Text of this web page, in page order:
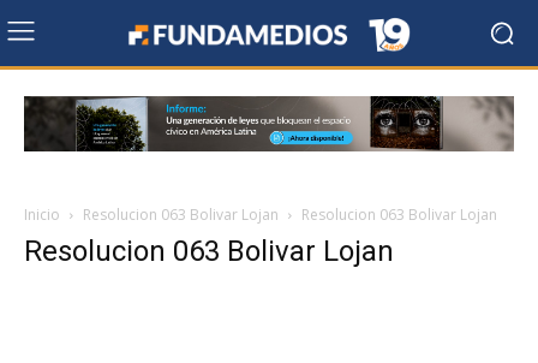
Inicio Resolucion 063 Bolivar Lojan Resolucion 063 Bolivar Lojan
Resolucion 063 Bolivar Lojan